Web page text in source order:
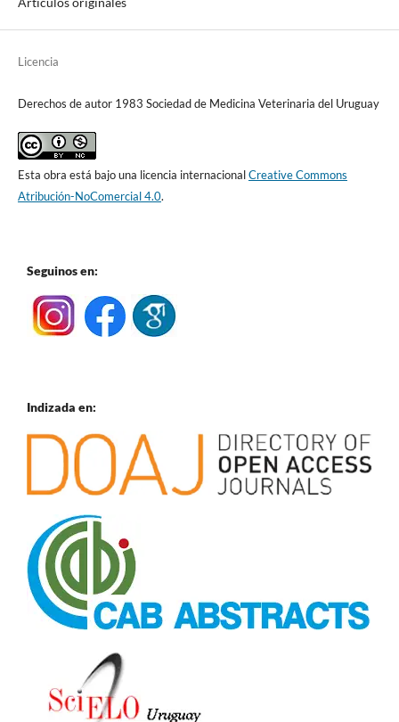
Licencia
Derechos de autor 1983 Sociedad de Medicina Veterinaria del Uruguay
Esta obra está bajo una licencia internacionalCreative Commons
Atribución-NoComercial 4.0.
Seguinos en:
Indizada en: